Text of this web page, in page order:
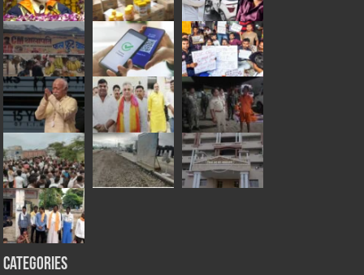
Categories